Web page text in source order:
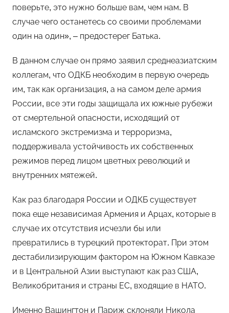
поверьте, это нужно больше вам, чем нам. В
случае чего останетесь со своими проблемами
один на один», – предостерег Батька.
В данном случае он прямо заявил среднеазиатским
коллегам, что ОДКБ необходим в первую очередь
им, так как организация, а на самом деле армия
России, все эти годы защищала их южные рубежи
от смертельной опасности, исходящий от
исламского экстремизма и терроризма,
поддерживала устойчивость их собственных
режимов перед лицом цветных революций и
внутренних мятежей.
Как раз благодаря России и ОДКБ существует
пока еще независимая Армения и Арцах, которые в
случае их отсутствия исчезли бы или
превратились в турецкий протекторат. При этом
дестабилизирующим фактором на Южном Кавказе
и в Центральной Азии выступают как раз США,
Великобритания и страны ЕС, входящие в НАТО.
Именно Вашингтон и Париж склоняли Никола